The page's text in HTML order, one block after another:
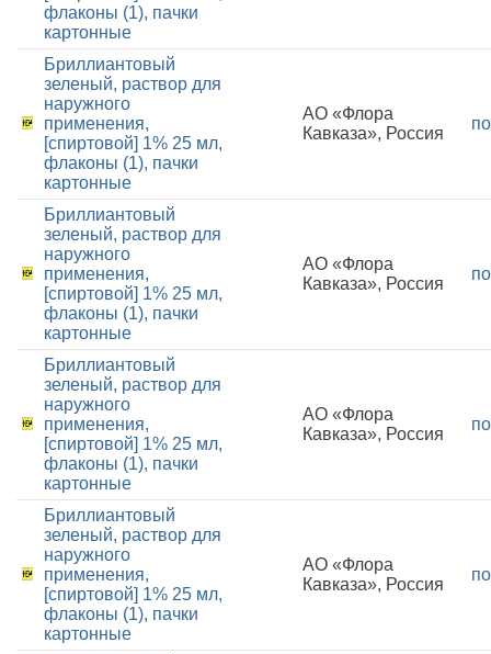
флаконы (1), пачки
картонные
Бриллиантовый
зеленый, раствор для
наружного
применения,
[спиртовой] 1% 25 мл,
флаконы (1), пачки
картонные
АО «Флора
Кавказа», Россия
Бриллиантовый
зеленый, раствор для
наружного
применения,
[спиртовой] 1% 25 мл,
флаконы (1), пачки
картонные
АО «Флора
Кавказа», Россия
Бриллиантовый
зеленый, раствор для
наружного
применения,
[спиртовой] 1% 25 мл,
флаконы (1), пачки
картонные
АО «Флора
Кавказа», Россия
Бриллиантовый
зеленый, раствор для
наружного
применения,
[спиртовой] 1% 25 мл,
флаконы (1), пачки
картонные
АО «Флора
Кавказа», Россия